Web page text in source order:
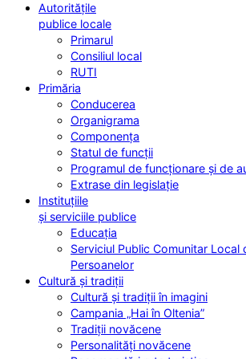
Autoritățile
publice locale
Primarul
Consiliul local
RUTI
Primăria
Conducerea
Organigrama
Componența
Statul de funcții
Programul de funcționare și de
Extrase din legislație
Instituțiile
și serviciile publice
Educația
Serviciul Public Comunitar Local
Persoanelor
Cultură și tradiții
Cultură și tradiții în imagini
Campania „Hai în Oltenia”
Tradiții novăcene
Personalități novăcene